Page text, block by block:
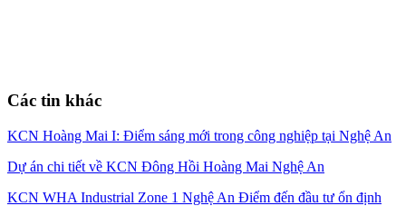
Các tin khác
KCN Hoàng Mai I: Điểm sáng mới trong công nghiệp tại Nghệ An
Dự án chi tiết về KCN Đông Hồi Hoàng Mai Nghệ An
KCN WHA Industrial Zone 1 Nghệ An Điểm đến đầu tư ổn định